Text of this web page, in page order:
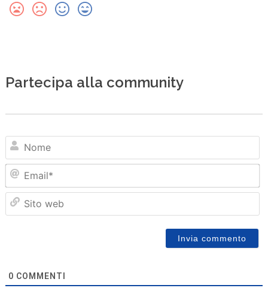
Partecipa alla community
0 COMMENTI